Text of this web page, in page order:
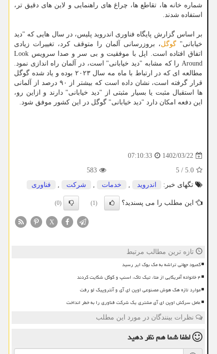
شماره خانه ها، تقاطع ها، چراغ های راهنمایی و لاین های دقیق تر،
استفاده شدند.
بر اساس گزارش پایگاه فناوری اندروید پلیس، در سال هایی که "دید
خیابانی" گوگل، بروزرسانی آلمان را متوقف کرد، تغییرات زیادی
اتفاق افتاده است. اپل با موفقیت و بی سر و صدا سرویس Look
Around را که مشابه "دید خیابانی" است، در آلمان راه اندازی نمود.
مطالعه ای که در ارتباط با ماه مه سال ۲۰۲۳ بوده و یاد شده گوگل
قرار گرفته است، نشان داده است که بیشتر از ۹۰ درصد از آلمانی
ها استقبال مثبت یا بسیار مثبتی از "دید خیابانی" دارند و ازاین رو،
این دفعه امکان دارد "دید خیابانی" گوگل در این کشور موفق شود.
1402/03/22
07:10:33
5.0
/
5
583
تگهای خبر:
اندروید , خدمات , شركت , فناوری
این مطلب را می پسندید؟ (1)
(0)
X
تازه ترین مطالب مرتبط
کمبود جهانی تراشه به مک بوک ایر رسید
۴ خانواده آمریکایی از متا، تیک تاک، اسنپ و گوگل شکایت کردند
موارد تازه هک هوش مصنوعی اوپن ای آی و آنتروپیک لو رفت
عامل سرکش اوپن ای آی مشتری یک شرکت فناوری را به خطر انداخت
نظرات بینندگان در مورد این مطلب
لطفا شما همنظر دهید